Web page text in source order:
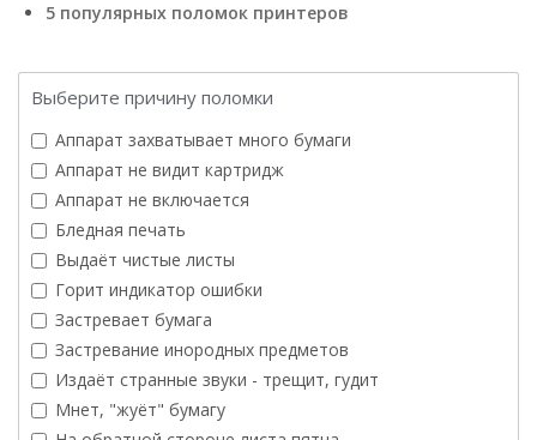
5 популярных поломок принтеров
Выберите причину поломки
Аппарат захватывает много бумаги
Аппарат не видит картридж
Аппарат не включается
Бледная печать
Выдаёт чистые листы
Горит индикатор ошибки
Застревает бумага
Застревание инородных предметов
Издаёт странные звуки - трещит, гудит
Мнет, "жуёт" бумагу